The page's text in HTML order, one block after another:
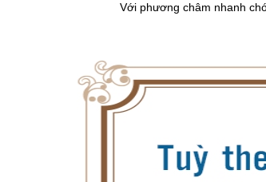
Với phương châm nhanh